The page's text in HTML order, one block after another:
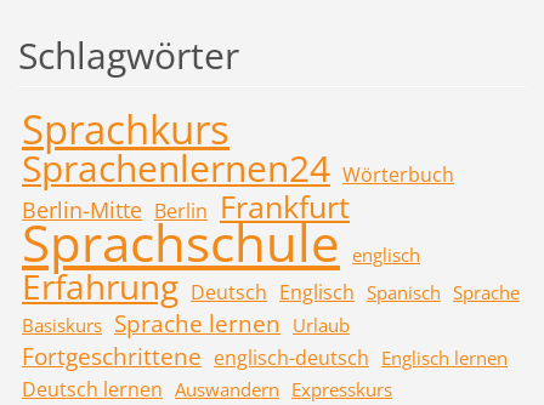
Schlagwörter
Sprachkurs
Sprachenlernen24 Wörterbuch
Berlin-Mitte Berlin Frankfurt
Sprachschule englisch
Erfahrung Deutsch Englisch Spanisch Sprache
Basiskurs Sprache lernen Urlaub
Fortgeschrittene englisch-deutsch Englisch lernen
Deutsch lernen Auswandern Expresskurs